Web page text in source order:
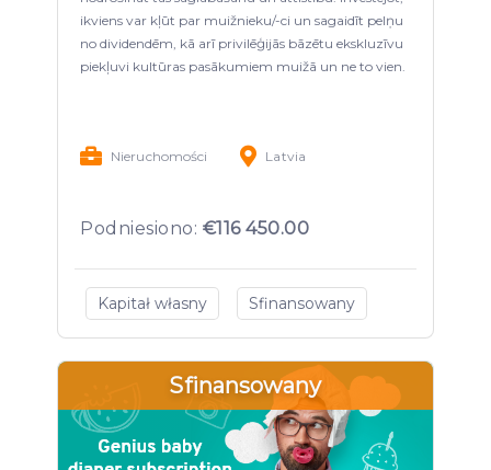
ikviens var kļūt par muižnieku/-ci un sagaidīt pelņu
no dividendēm, kā arī privilēģijās bāzētu ekskluzīvu
piekļuvi kultūras pasākumiem muižā un ne to vien.
Nieruchomości Latvia
Podniesiono: €116 450.00
Kapitał własny Sfinansowany
Sfinansowany